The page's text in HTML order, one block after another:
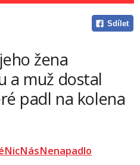
Sdílet
žena
a muž dostal
padl na kolena